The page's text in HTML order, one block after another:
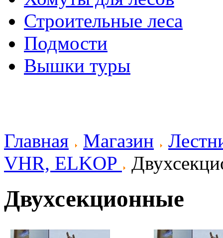
Строительные леса
Подмости
Вышки туры
Главная Магазин
VHR, ELKOP
Двухсекционные